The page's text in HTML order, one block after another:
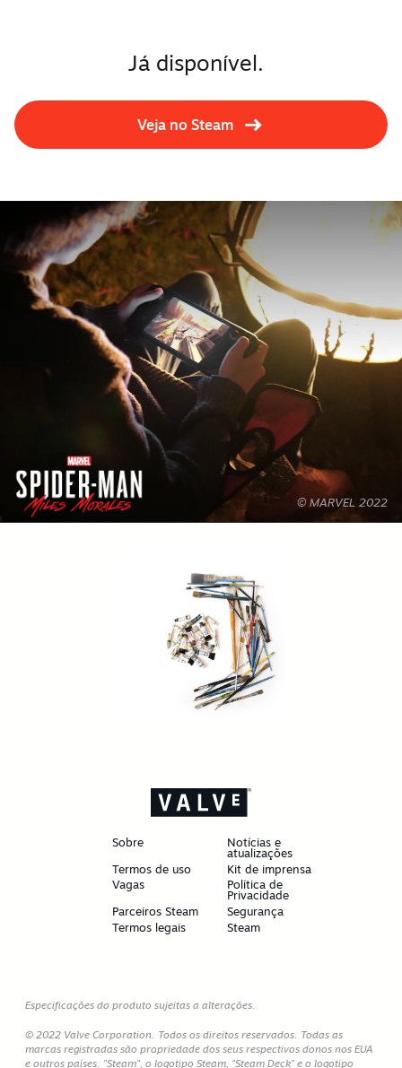
Já disponível.
Veja no Steam
© MARVEL 2022
Sobre Notícias e
atualizações
Termos de uso
Kit de imprensa
Vagas
Política de
Privacidade
Parceiros Steam
Segurança
Termos legais
Steam
Especificações do produto sujeitas a alterações.
© 2022 Valve Corporation. Todos os direitos reservados. Todas as
marcas registradas são propriedade dos seus respectivos donos nos EUA
e outros países. "Steam", o logotipo Steam, "Steam Deck" e o logotipo